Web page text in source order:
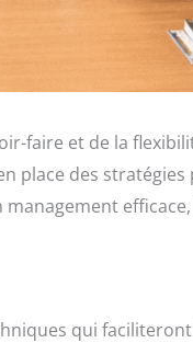
faire et de la
place des
qui